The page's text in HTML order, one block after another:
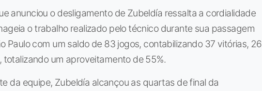
anunciou o desligamento de Zubeldía ressalta a cordialidade
o trabalho realizado pelo técnico durante sua passagem
Paulo com um saldo de 83 jogos, contabilizando 37 vitórias, 26
um aproveitamento de 55%.
da equipe, Zubeldía alcançou as quartas de final da